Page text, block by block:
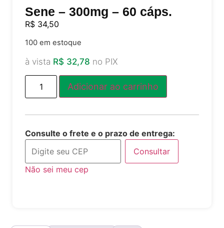
Sene – 300mg – 60 cáps.
R$ 34,50
100 em estoque
à vista R$ 32,78 no PIX
Adicionar ao carrinho
Consulte o frete e o prazo de entrega:
Consultar
Não sei meu cep